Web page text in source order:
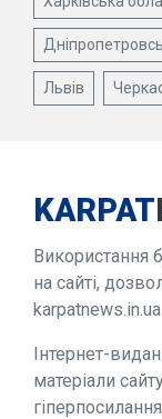
Львів
KARPAT
Використання
на сайті,
karpatnews.in.ua
Інтернет-
матеріали